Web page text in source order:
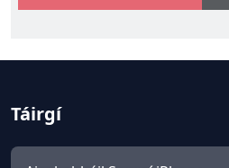
Táirgí